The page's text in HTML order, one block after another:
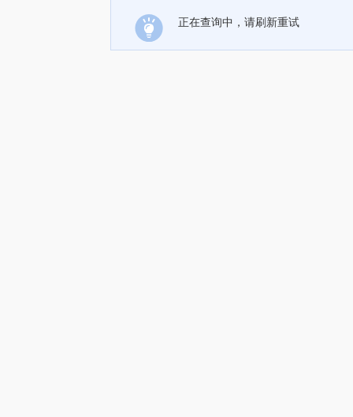
正在查询中，请刷新重试